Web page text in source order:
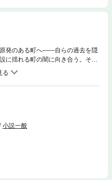
原発のある町へ——自らの過去を隠
に揺れる町の闇に向き合う。そこ
人の金内を殺してしまう。金内の
た。その後、東京で日陰に生きる
ら、原発反対運動の旗手・船津を
の死に船津が関わっているのだと
小説一般